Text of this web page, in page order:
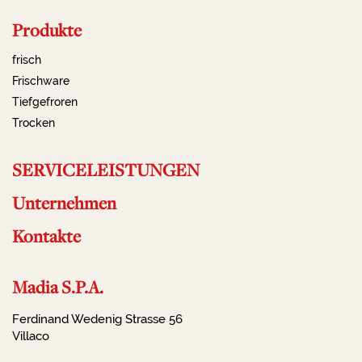
Produkte
frisch
Frischware
Tiefgefroren
Trocken
SERVICELEISTUNGEN
Unternehmen
Kontakte
Madia S.P.A.
Ferdinand Wedenig Strasse 56
Villaco